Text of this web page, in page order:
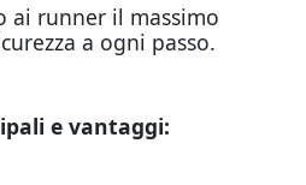
ai runner il massimo
a ogni passo.
e vantaggi: